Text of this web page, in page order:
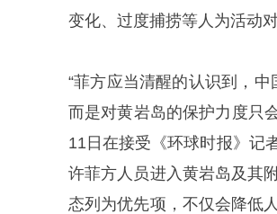
变化、过度捕捞等人为活动
“菲方应当清醒的认识到，中
而是对黄岩岛的保护力度只
11日在接受《环球时报》记
许菲方人员进入黄岩岛及其
态列为优先项，不仅会降低